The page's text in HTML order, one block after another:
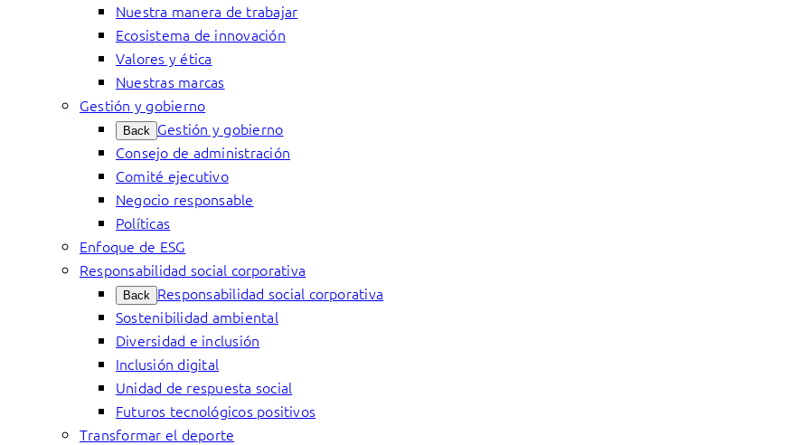
Nuestra manera de trabajar
Ecosistema de innovación
Valores y ética
Nuestras marcas
Gestión y gobierno
Back Gestión y gobierno
Consejo de administración
Comité ejecutivo
Negocio responsable
Políticas
Enfoque de ESG
Responsabilidad social corporativa
Back Responsabilidad social corporativa
Sostenibilidad ambiental
Diversidad e inclusión
Inclusión digital
Unidad de respuesta social
Futuros tecnológicos positivos
Transformar el deporte